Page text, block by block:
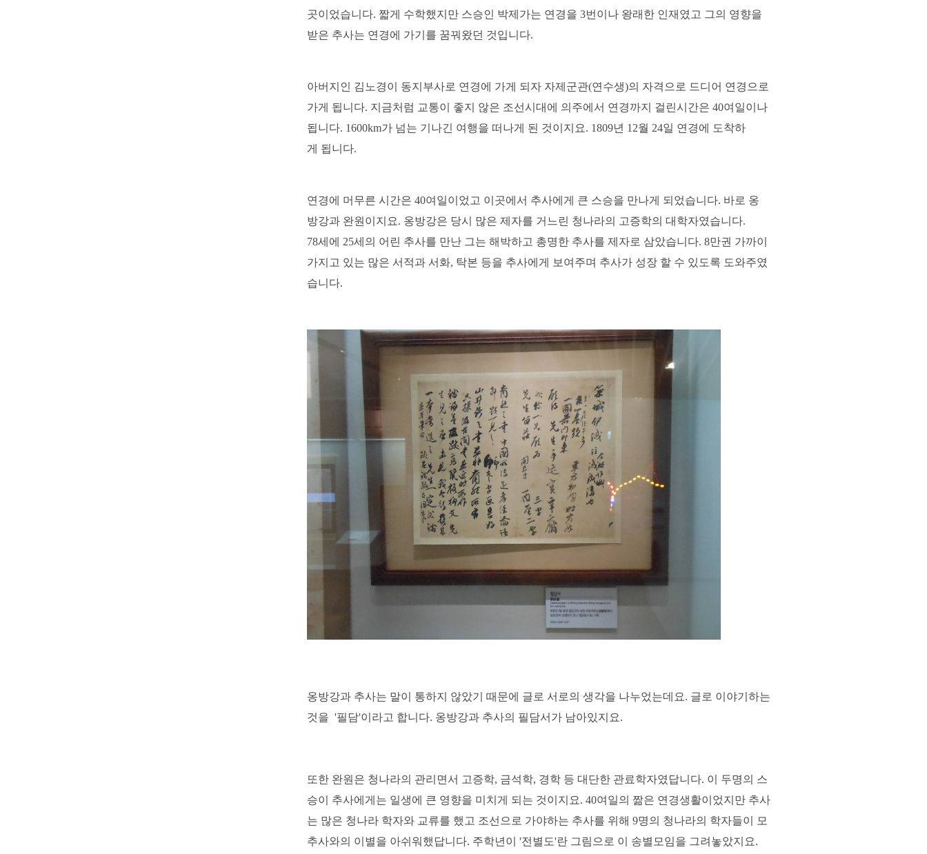
곳이었습니다. 짧게 수학했지만 스승인 박제가는 연경을 3번이나 왕래한 인재였고 그의 영향을
받은 추사는 연경에 가기를 꿈꿔왔던 것입니다.
아버지인 김노경이 동지부사로 연경에 가게 되자 자제군관(연수생)의 자격으로 드디어 연경으로
가게 됩니다. 지금처럼 교통이 좋지 않은 조선시대에 의주에서 연경까지 걸린시간은 40여일이나
됩니다. 1600km가 넘는 기나긴 여행을 떠나게 된 것이지요. 1809년 12월 24일 연경에 도착하
게 됩니다.
연경에 머무른 시간은 40여일이었고 이곳에서 추사에게 큰 스승을 만나게 되었습니다. 바로 옹
방강과 완원이지요. 옹방강은 당시 많은 제자를 거느린 청나라의 고증학의 대학자였습니다.
78세에 25세의 어린 추사를 만난 그는 해박하고 총명한 추사를 제자로 삼았습니다. 8만권 가까이
가지고 있는 많은 서적과 서화, 탁본 등을 추사에게 보여주며 추사가 성장 할 수 있도록 도와주였
습니다.
옹방강과 추사는 말이 통하지 않았기 때문에 글로 서로의 생각을 나누었는데요. 글로 이야기하는
것을 '필담'이라고 합니다. 옹방강과 추사의 필담서가 남아있지요.
또한 완원은 청나라의 관리면서 고증학, 금석학, 경학 등 대단한 관료학자였답니다. 이 두명의 스
승이 추사에게는 일생에 큰 영향을 미치게 되는 것이지요. 40여일의 짦은 연경생활이었지만 추사
는 많은 청나라 학자와 교류를 했고 조선으로 가야하는 추사를 위해 9명의 청나라의 학자들이 모
추사와의 이별을 아쉬워했답니다. 주학년이 '전별도'란 그림으로 이 송별모임을 그려놓았지요.